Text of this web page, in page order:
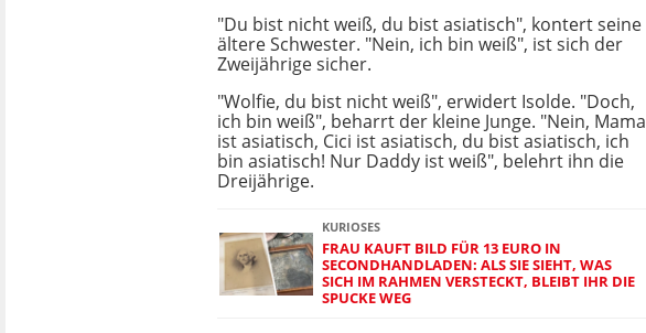
"Du bist nicht weiß, du bist asiatisch", kontert seine
ältere Schwester. "Nein, ich bin weiß", ist sich der
Zweijährige sicher.
"Wolfie, du bist nicht weiß", erwidert Isolde. "Doch,
ich bin weiß", beharrt der kleine Junge. "Nein, Mama
ist asiatisch, Cici ist asiatisch, du bist asiatisch, ich
bin asiatisch! Nur Daddy ist weiß", belehrt ihn die
Dreijährige.
KURIOSES
FRAU KAUFT BILD FÜR 13 EURO IN
SECONDHANDLADEN: ALS SIE SIEHT, WAS
SICH IM RAHMEN VERSTECKT, BLEIBT IHR DIE
SPUCKE WEG